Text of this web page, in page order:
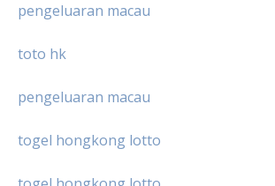
pengeluaran macau
toto hk
pengeluaran macau
togel hongkong lotto